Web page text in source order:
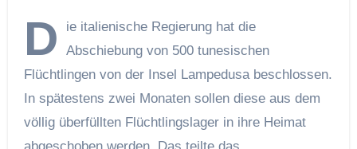
D
ie italienische Regierung hat die
Abschiebung von 500 tunesischen
Flüchtlingen von der Insel Lampedusa beschlossen.
In spätestens zwei Monaten sollen diese aus dem
völlig überfüllten Flüchtlingslager in ihre Heimat